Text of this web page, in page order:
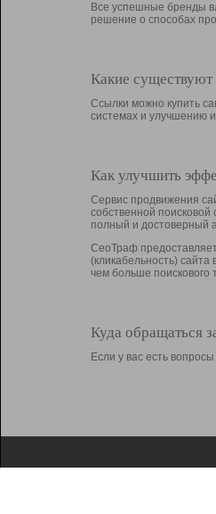
Все успешные бренды
решение о способах
Какие
Ссылки можно купить
системах и улучшению
Как улучшить
Сервис продвижения
собственной
полный и достоверный
СеоТраф
(кликабельность)
чем больше
Куда обращаться
Если у вас есть